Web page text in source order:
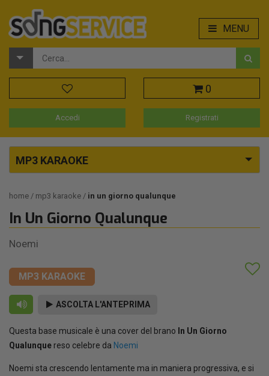
MENU
0
Accedi Registrati
MP3 KARAOKE
home mp3 karaoke in un giorno qualunque
In Un Giorno Qualunque
Noemi
MP3 KARAOKE
ASCOLTA L'ANTEPRIMA
Questa base musicale è una cover del brano In Un Giorno
Qualunque reso celebre da Noemi
Noemi sta crescendo lentamente ma in maniera progressiva, e si